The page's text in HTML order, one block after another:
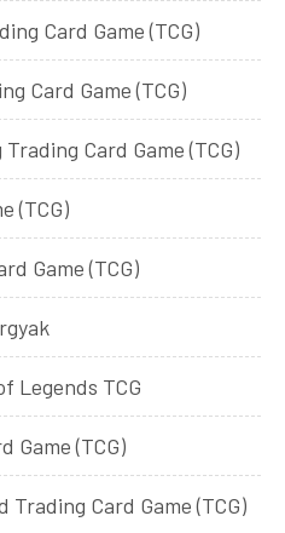
Card Game (TCG)
Card Game (TCG)
Card Game (TCG)
(TCG)
Game (TCG)
Legends TCG
Game (TCG)
Card Game (TCG)